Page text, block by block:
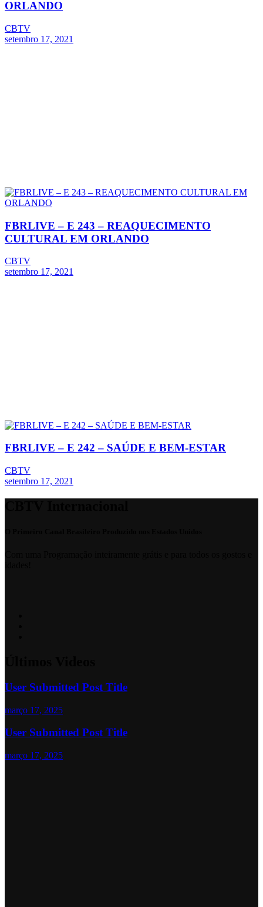
ORLANDO
CBTV
setembro 17, 2021
FBRLIVE – E 243 – REAQUECIMENTO
CULTURAL EM ORLANDO
CBTV
setembro 17, 2021
FBRLIVE – E 242 – SAÚDE E BEM-ESTAR
CBTV
setembro 17, 2021
User Submitted Post Title
março 17, 2025
User Submitted Post Title
março 17, 2025